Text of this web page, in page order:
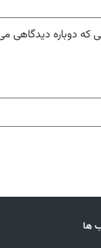
که دوباره دیدگاهی
ها